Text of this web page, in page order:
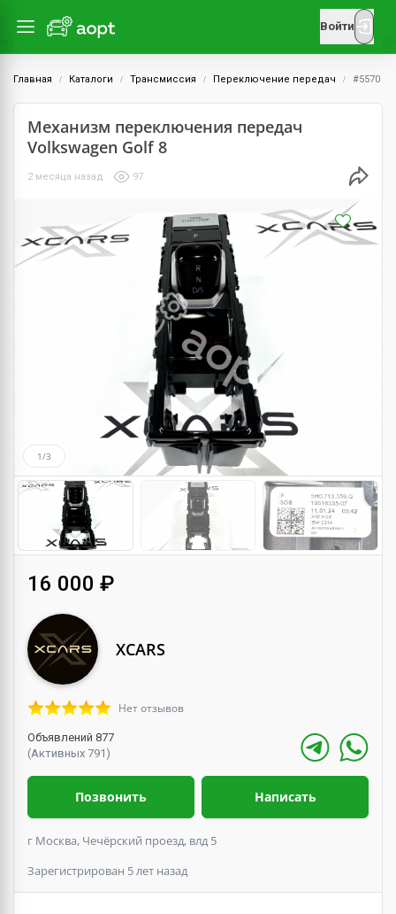
Войти
Главная Каталоги Трансмиссия Переключение передач #5570
Механизм переключения передач
Volkswagen Golf 8
2 месяца назад 97
1/3
16 000 ₽
XCARS
Нет отзывов
Объявлений 877
(Активных 791)
Позвонить Написать
г Москва, Чечёрский проезд, влд 5
Зарегистрирован 5 лет назад